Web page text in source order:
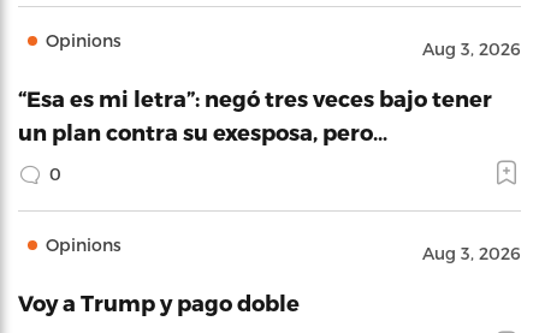
Opinions Aug 3, 2026
“Esa es mi letra”: negó tres veces bajo tener
un plan contra su exesposa, pero…
0
Opinions Aug 3, 2026
Voy a Trump y pago doble